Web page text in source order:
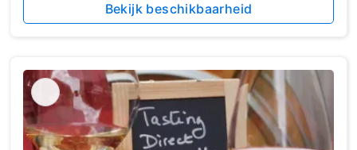
Bekijk beschikbaarheid